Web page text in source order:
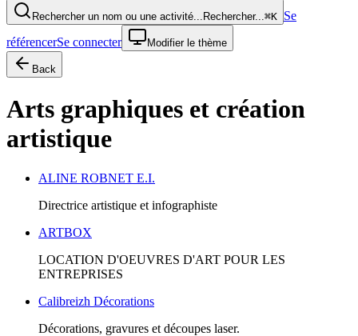
Rechercher un nom ou une activité... Rechercher...⌘K Se
référencerSe connecter Modifier le thème
Back
Arts graphiques et création
artistique
ALINE ROBNET E.I.
Directrice artistique et infographiste
ARTBOX
LOCATION D'OEUVRES D'ART POUR LES
ENTREPRISES
Calibreizh Décorations
Décorations, gravures et découpes laser.